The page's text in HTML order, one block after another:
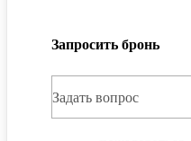
Запросить бронь
Задать вопрос